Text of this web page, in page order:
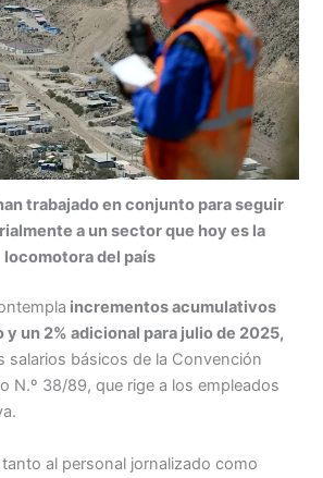
trabajado en conjunto para seguir
a un sector que hoy es la
locomotora del país
incrementos acumulativos
y un 2% adicional para julio de 2025,
salarios básicos de la Convención
N.º 38/89, que rige a los empleados
al personal jornalizado como